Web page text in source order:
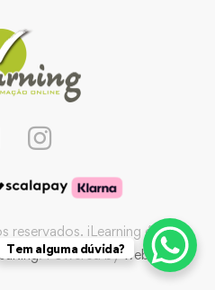
iLearning é uma
. Powered bywebIQ.
Tem alguma dúvida?